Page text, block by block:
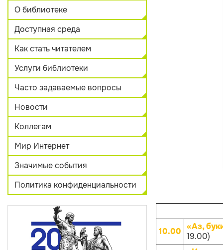
О библиотеке
Доступная среда
Как стать читателем
Услуги библиотеки
Часто задаваемые вопросы
Новости
Коллегам
Мир Интернет
Значимые события
Политика конфиденциальности
10.00 «Аз,
19.00)